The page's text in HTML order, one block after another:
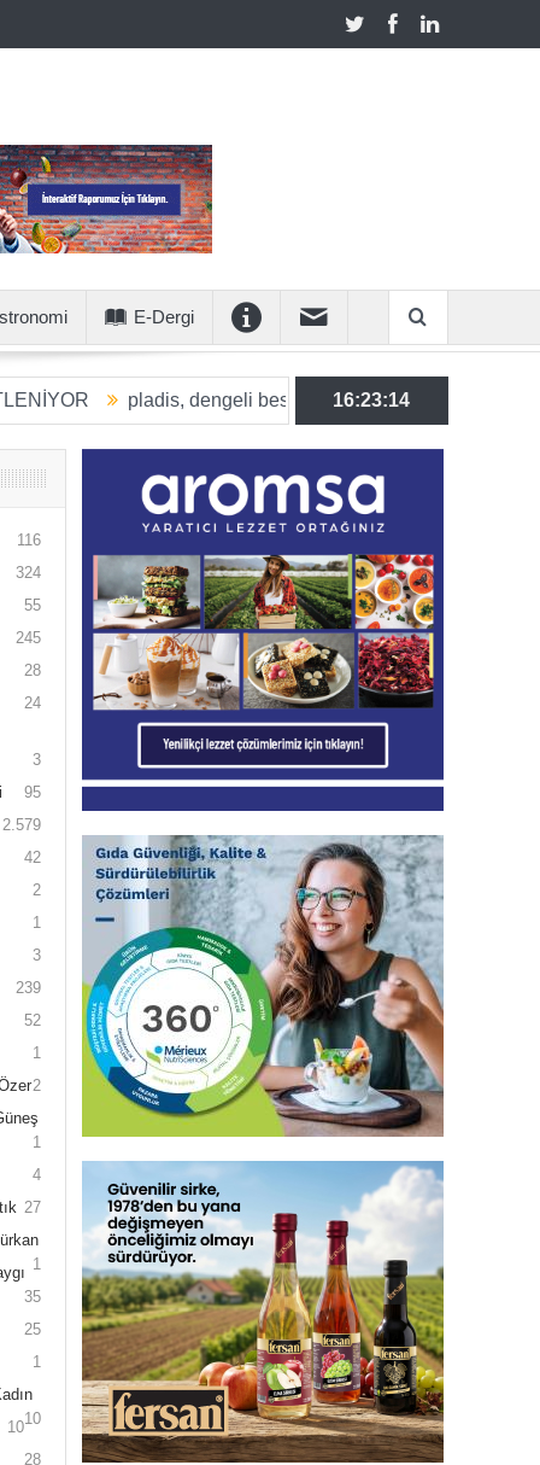
E-Dergi
pladis, dengeli beslenmeye katkı sunan ürün hacmini
16:23:15
116
324
55
245
28
24
3
95
2.579
42
2
1
3
239
52
1
2
1
4
27
1
35
25
1
10
10
28